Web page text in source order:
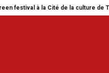
de la culture de Tunis Siliana |